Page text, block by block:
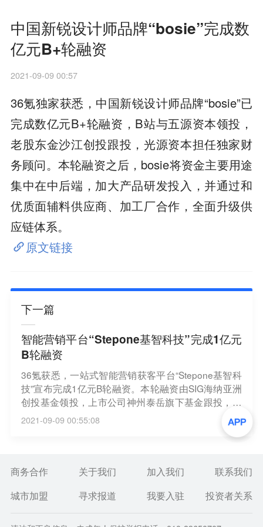
中国新锐设计师品牌“bosie”完成数
亿元B+轮融资
2021-09-09 00:57
36氪独家获悉，中国新锐设计师品牌“bosie”已
完成数亿元B+轮融资，B站与五源资本领投，
老股东金沙江创投跟投，光源资本担任独家财
务顾问。本轮融资之后，bosie将资金主要用途
集中在中后端，加大产品研发投入，并通过和
优质面辅料供应商、加工厂合作，全面升级供
应链体系。
原文链接
下一篇
智能营销平台“Stepone基智科技”完成1亿元
B轮融资
36氪获悉，一站式智能营销获客平台“Stepone基智科
技”宣布完成1亿元B轮融资。本轮融资由SIG海纳亚洲
创投基金领投，上市公司神州泰岳旗下基金跟投，同
时，光速中国、新宜资本、向海龙等所有老股东继续
跟投。本轮融资之后，公司将在打磨产品的同时拓展
市场，并和合作伙伴一起进行有利于商业变现的探
2021-09-09 00:55:08
商务合作 关于我们 加入我们
联系我们
城市加盟
寻求报道 我要入驻 投资者关系